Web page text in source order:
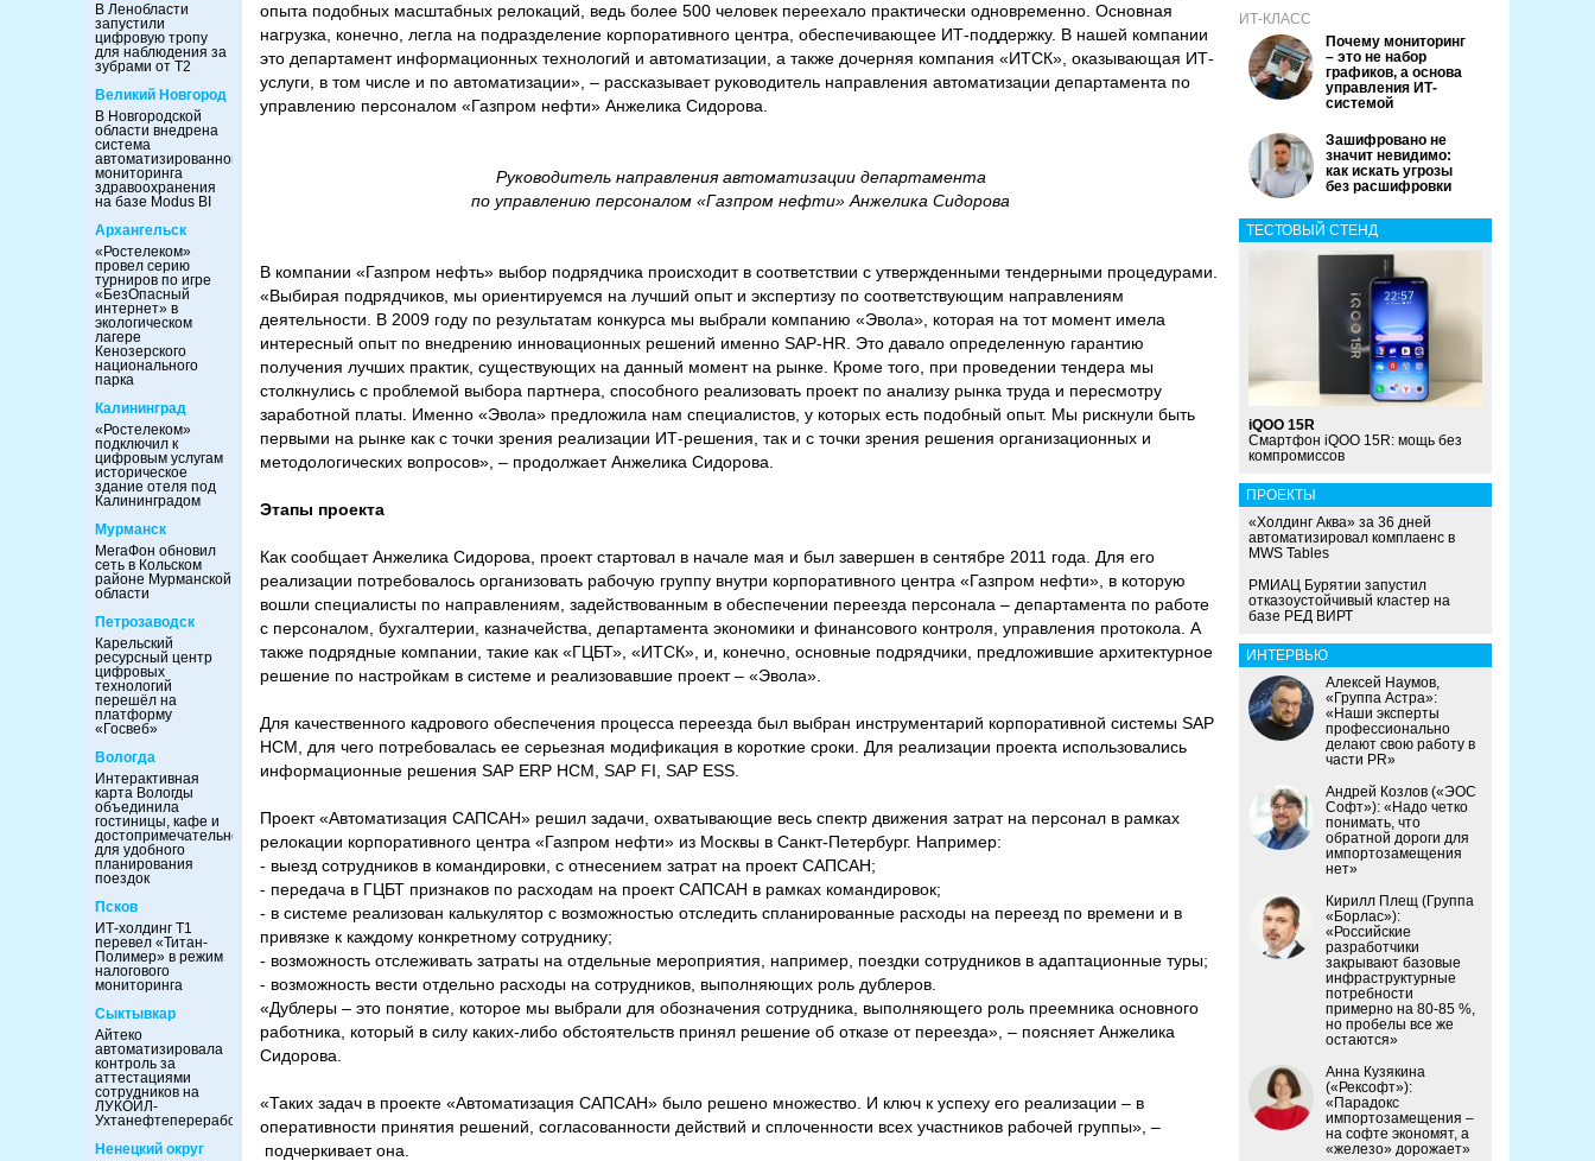
В Ленобласти
запустили
цифровую тропу
для наблюдения за
зубрами от Т2
Великий Новгород
В Новгородской
области внедрена
система
автоматизированного
мониторинга
здравоохранения
на базе Modus BI
Архангельск
«Ростелеком»
провел серию
турниров по игре
«БезОпасный
интернет» в
экологическом
лагере
Кенозерского
национального
парка
Калининград
«Ростелеком»
подключил к
цифровым услугам
историческое
здание отеля под
Калининградом
Мурманск
МегаФон обновил
сеть в Кольском
районе Мурманской
области
Петрозаводск
Карельский
ресурсный центр
цифровых
технологий
перешёл на
платформу
«Госвеб»
Вологда
Интерактивная
карта Вологды
объединила
гостиницы, кафе и
достопримечательности
для удобного
планирования
поездок
Псков
ИТ-холдинг Т1
перевел «Титан-
Полимер» в режим
налогового
мониторинга
Сыктывкар
Айтеко
автоматизировала
контроль за
аттестациями
сотрудников на
ЛУКОЙЛ-
Ухтанефтепереработка
Ненецкий округ
опыта подобных масштабных релокаций, ведь более 500 человек переехало практически одновременно. Основная
нагрузка, конечно, легла на подразделение корпоративного центра, обеспечивающее ИТ-поддержку. В нашей компании
это департамент информационных технологий и автоматизации, а также дочерняя компания «ИТСК», оказывающая ИТ-
услуги, в том числе и по автоматизации», – рассказывает руководитель направления автоматизации департамента по
управлению персоналом «Газпром нефти» Анжелика Сидорова.
Руководитель направления автоматизации департамента
по управлению персоналом «Газпром нефти» Анжелика Сидорова
В компании «Газпром нефть» выбор подрядчика происходит в соответствии с утвержденными тендерными процедурами.
«Выбирая подрядчиков, мы ориентируемся на лучший опыт и экспертизу по соответствующим направлениям
деятельности. В 2009 году по результатам конкурса мы выбрали компанию «Эвола», которая на тот момент имела
интересный опыт по внедрению инновационных решений именно SAP-HR. Это давало определенную гарантию
получения лучших практик, существующих на данный момент на рынке. Кроме того, при проведении тендера мы
столкнулись с проблемой выбора партнера, способного реализовать проект по анализу рынка труда и пересмотру
заработной платы. Именно «Эвола» предложила нам специалистов, у которых есть подобный опыт. Мы рискнули быть
первыми на рынке как с точки зрения реализации ИТ-решения, так и с точки зрения решения организационных и
методологических вопросов», – продолжает Анжелика Сидорова.
Этапы проекта
Как сообщает Анжелика Сидорова, проект стартовал в начале мая и был завершен в сентябре 2011 года. Для его
реализации потребовалось организовать рабочую группу внутри корпоративного центра «Газпром нефти», в которую
вошли специалисты по направлениям, задействованным в обеспечении переезда персонала – департамента по работе
с персоналом, бухгалтерии, казначейства, департамента экономики и финансового контроля, управления протокола. А
также подрядные компании, такие как «ГЦБТ», «ИТСК», и, конечно, основные подрядчики, предложившие архитектурное
решение по настройкам в системе и реализовавшие проект – «Эвола».
Для качественного кадрового обеспечения процесса переезда был выбран инструментарий корпоративной системы SAP
HCM, для чего потребовалась ее серьезная модификация в короткие сроки. Для реализации проекта использовались
информационные решения SAP ERP HCM, SAP FI, SAP ESS.
Проект «Автоматизация САПСАН» решил задачи, охватывающие весь спектр движения затрат на персонал в рамках
релокации корпоративного центра «Газпром нефти» из Москвы в Санкт-Петербург. Например:
- выезд сотрудников в командировки, с отнесением затрат на проект САПСАН;
- передача в ГЦБТ признаков по расходам на проект САПСАН в рамках командировок;
- в системе реализован калькулятор с возможностью отследить спланированные расходы на переезд по времени и в
привязке к каждому конкретному сотруднику;
- возможность отслеживать затраты на отдельные мероприятия, например, поездки сотрудников в адаптационные туры;
- возможность вести отдельно расходы на сотрудников, выполняющих роль дублеров.
«Дублеры – это понятие, которое мы выбрали для обозначения сотрудника, выполняющего роль преемника основного
работника, который в силу каких-либо обстоятельств принял решение об отказе от переезда», – поясняет Анжелика
Сидорова.
«Таких задач в проекте «Автоматизация САПСАН» было решено множество. И ключ к успеху его реализации – в
оперативности принятия решений, согласованности действий и сплоченности всех участников рабочей группы», –
подчеркивает она.
ИТ-КЛАСС
Почему мониторинг
– это не набор
графиков, а основа
управления ИТ-
системой
Зашифровано не
значит невидимо:
как искать угрозы
без расшифровки
ТЕСТОВЫЙ СТЕНД
iQOO 15R
Смартфон iQOO 15R: мощь без
компромиссов
ПРОЕКТЫ
«Холдинг Аква» за 36 дней
автоматизировал комплаенс в
MWS Tables
РМИАЦ Бурятии запустил
отказоустойчивый кластер на
базе РЕД ВИРТ
ИНТЕРВЬЮ
Алексей Наумов,
«Группа Астра»:
«Наши эксперты
профессионально
делают свою работу в
части PR»
Андрей Козлов («ЭОС
Софт»): «Надо четко
понимать, что
обратной дороги для
импортозамещения
нет»
Кирилл Плещ (Группа
«Борлас»):
«Российские
разработчики
закрывают базовые
инфраструктурные
потребности
примерно на 80-85 %,
но пробелы все же
остаются»
Анна Кузякина
(«Рексофт»):
«Парадокс
импортозамещения –
на софте экономят, а
«железо» дорожает»